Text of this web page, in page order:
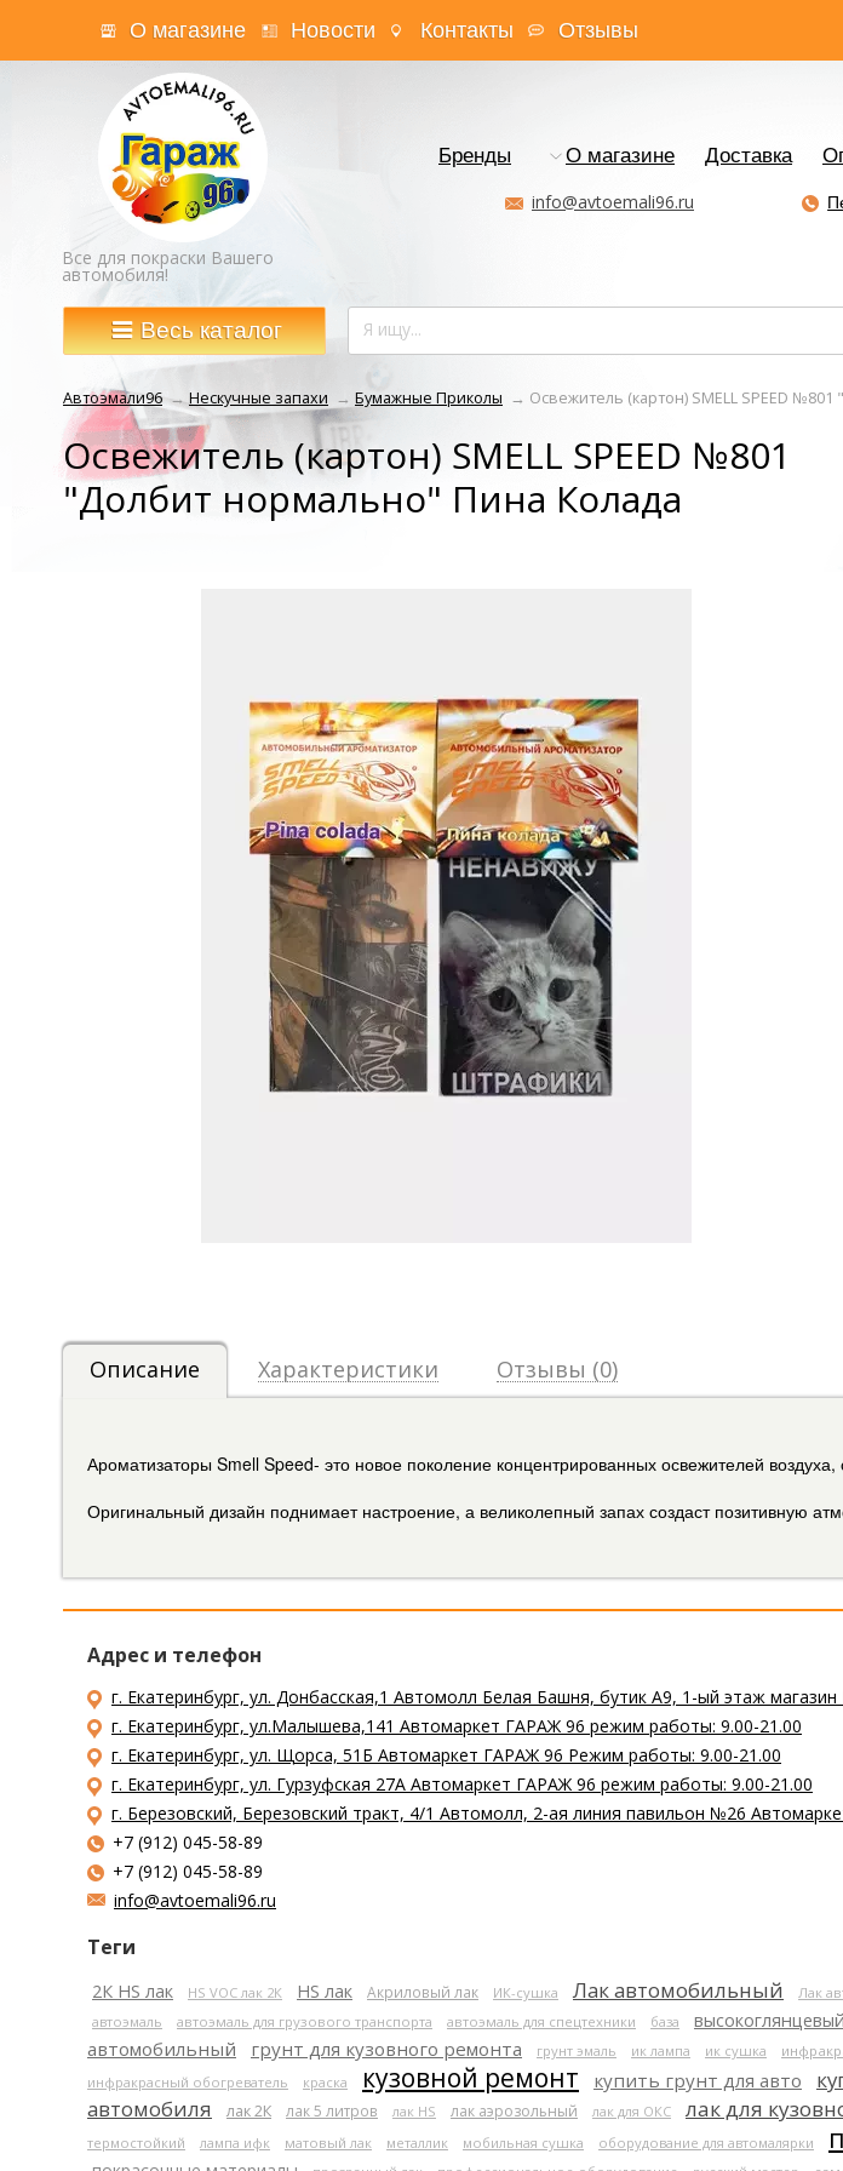
О магазине Новости Контакты Отзывы
Все для покраски Вашего
автомобиля!
Бренды О магазине Доставка
info@avtoemali96.ru
Весь каталог
Автоэмали96 →Нескучные запахи → Бумажные Приколы → Освежитель (картон) SMELL SPEED
Освежитель (картон) SMELL SPEED №801
"Долбит нормально" Пина Колада
Описание Характеристики Отзывы (0)
Ароматизаторы Smell Speed- это новое поколение концентрированных освежителей
Оригинальный дизайн поднимает настроение, а великолепный запах создаст позитивную
Адрес и телефон
г. Екатеринбург, ул. Донбасская,1 Автомолл Белая Башня, бутик А9, 1-ый этаж
г. Екатеринбург, ул.Малышева,141 Автомаркет ГАРАЖ 96 режим работы: 9.00-21.00
г. Екатеринбург, ул. Щорса, 51Б Автомаркет ГАРАЖ 96 Режим работы: 9.00-21.00
г. Екатеринбург, ул. Гурзуфская 27А Автомаркет ГАРАЖ 96 режим работы: 9.00-21.00
г. Березовский, Березовский тракт, 4/1 Автомолл, 2-ая линия павильон №26
+7 (912) 045-58-89
+7 (912) 045-58-89
info@avtoemali96.ru
Теги
2К HS лак HS VOC лак 2К HS лак Акриловый лак ИК-сушка Лак автомобильный Лак
автоэмаль
автоэмаль для грузового транспорта автоэмаль для спецтехники база
автомобильный
грунт для кузовного ремонта грунт эмаль ик лампа ик сушка
инфракрасный обогреватель
краска кузовной ремонт купить грунт для авто
автомобиля
лак 2К лак 5 литров лак HS лак аэрозольный лак для ОКС лак для
термостойкий
лампа ифк матовый лак металлик мобильная сушка оборудование для автомалярки